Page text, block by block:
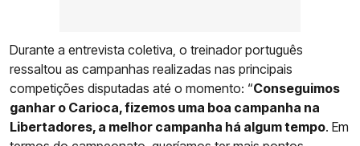
Durante a entrevista coletiva, o treinador português
ressaltou as campanhas realizadas nas principais
competições disputadas até o momento: “Conseguimos
ganhar o Carioca, fizemos uma boa campanha na
Libertadores, a melhor campanha há algum tempo. Em